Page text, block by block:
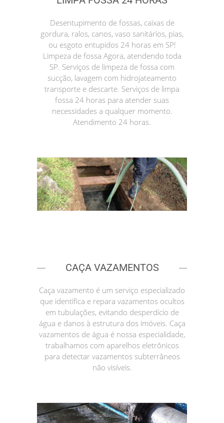
Desentupimento de fossas, caixas de
gordura, ralos, canos, vaso sanitários, pias,
ou esgoto entupidos 24 horas em SP!
Limpeza de fossa Agora, atendendo toda
SP. Serviços de limpeza de fossa com
sucção, lavagem com hidrojateamento
transporte e descarte. Serviços de limpa
fossa 24 horas para atender suas
necessidades a qualquer momento.
Atendimento 24 horas.
CAÇA VAZAMENTOS
Caça vazamento é um serviço especializado
que identifica e repara vazamentos ocultos
em tubulações, evitando desperdício de
água e danos à estrutura dos imóveis. Caça
vazamentos de água é nossa especialidade,
trabalhamos com aparelhos eletrônicos
para detectar vazamentos subterrâneos
não visíveis.